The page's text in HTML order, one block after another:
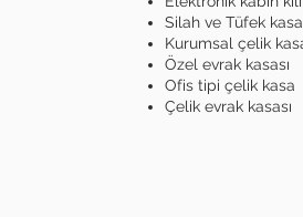
Silah ve Tüfek
Kurumsal çelik
Özel evrak kasası
Ofis tipi çelik kasa
Çelik evrak kasası